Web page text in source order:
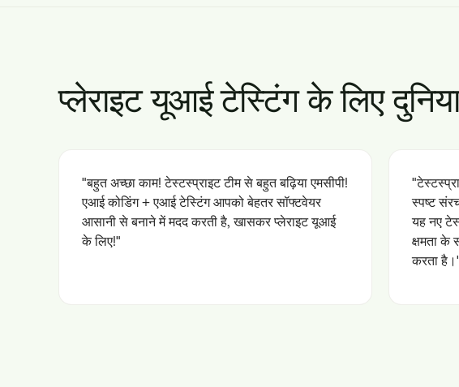
प्लेराइट यूआई टेस्टिंग के लिए दुनिया
"बहुत अच्छा काम! टेस्टस्प्राइट टीम से बहुत बढ़िया एमसीपी!
एआई कोडिंग + एआई टेस्टिंग आपको बेहतर सॉफ्टवेयर
आसानी से बनाने में मदद करती है, खासकर प्लेराइट यूआई
के लिए!"
स्पष्ट
यह नए
क्षमता के
करता